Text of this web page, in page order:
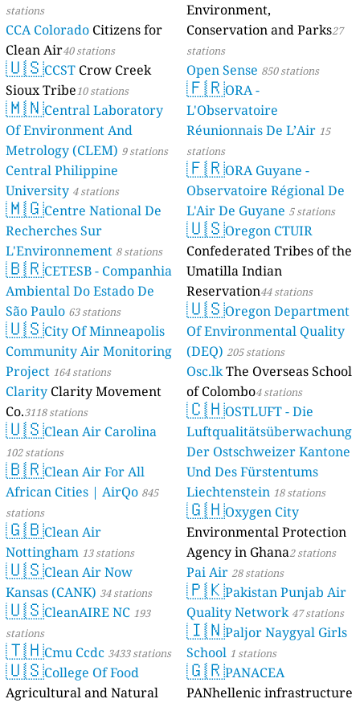
stations
CCA Colorado Citizens for
Clean Air40 stations
🇺🇸CCST Crow Creek
Sioux Tribe10 stations
🇲🇳Central Laboratory
Of Environment And
Metrology (CLEM) 9 stations
Central Philippine
University 4 stations
🇲🇬Centre National De
Recherches Sur
L'Environnement 8 stations
🇧🇷CETESB - Companhia
Ambiental Do Estado De
São Paulo 63 stations
🇺🇸City Of Minneapolis
Community Air Monitoring
Project 164 stations
Clarity Clarity Movement
Co.3118 stations
🇺🇸Clean Air Carolina
102 stations
🇧🇷Clean Air For All
African Cities | AirQo 845
stations
🇬🇧Clean Air
Nottingham 13 stations
🇺🇸Clean Air Now
Kansas (CANK) 34 stations
🇺🇸CleanAIRE NC 193
stations
🇹🇭Cmu Ccdc 3433 stations
🇺🇸College Of Food
Agricultural and Natural
Environment,
Conservation and Parks27
stations
Open Sense 850 stations
🇫🇷ORA -
L'Observatoire
Réunionnais De L’Air 15
stations
🇫🇷ORA Guyane -
Observatoire Régional De
L'Air De Guyane 5 stations
🇺🇸Oregon CTUIR
Confederated Tribes of the
Umatilla Indian
Reservation44 stations
🇺🇸Oregon Department
Of Environmental Quality
(DEQ) 205 stations
Osc.lkThe Overseas School
of Colombo4 stations
🇨🇭OSTLUFT - Die
Luftqualitätsüberwachung
Der Ostschweizer Kantone
Und Des Fürstentums
Liechtenstein 18 stations
🇬🇭Oxygen City
Environmental Protection
Agency in Ghana2 stations
Pai Air 28 stations
🇵🇰Pakistan Punjab Air
Quality Network 47 stations
🇮🇳Paljor Naygyal Girls
School 1 stations
🇬🇷PANACEA
PANhellenic infrastructure